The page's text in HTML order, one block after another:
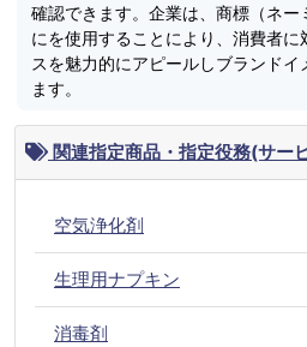
確認できます。企業は、商標（ネ
にを使用することにより、消費者
スを魅力的にアピールしブランドイ
ます。
関連指定商品・指定役務(サー
空気浄化剤
生理用ナプキン
消毒剤